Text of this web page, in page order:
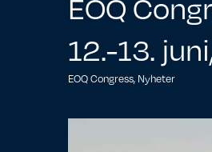
EOQ
12.-13.
EOQ Congress, Nyheter